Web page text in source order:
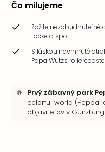
Čo milujeme
Zažite nezabudnuteľné
Locke a spol.
S láskou navrhnuté
Papa Wutz's
Prvý zábavný park
colorful world (Peppa
objaviteľov v